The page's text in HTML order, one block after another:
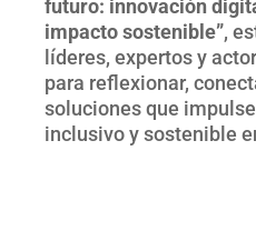
futuro: innovación
impacto sostenible”,
líderes, expertos y
para reflexionar,
soluciones que
inclusivo y sostenible